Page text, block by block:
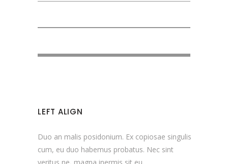
LEFT ALIGN
Duo an malis posidonium. Ex copiosae singulis
cum, eu duo habemus probatus. Nec sint